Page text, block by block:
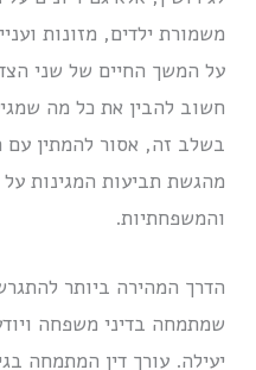
משמורת ילדים, מזונות
על המשך החיים של שני
חשוב להבין את כל מה
בשלב זה, אסור להמתין עם
מהגשת תביעות המגינות על
והמשפחתיות.
הדרך המהירה ביותר
שמתמחה בדיני משפחה
יעילה. עורך דין המתמחה